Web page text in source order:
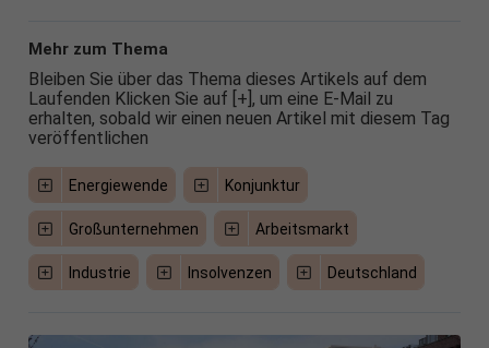
Mehr zum Thema
Bleiben Sie über das Thema dieses Artikels auf dem
Laufenden Klicken Sie auf [+], um eine E-Mail zu
erhalten, sobald wir einen neuen Artikel mit diesem Tag
veröffentlichen
Energiewende Konjunktur
Großunternehmen Arbeitsmarkt
Industrie Insolvenzen Deutschland